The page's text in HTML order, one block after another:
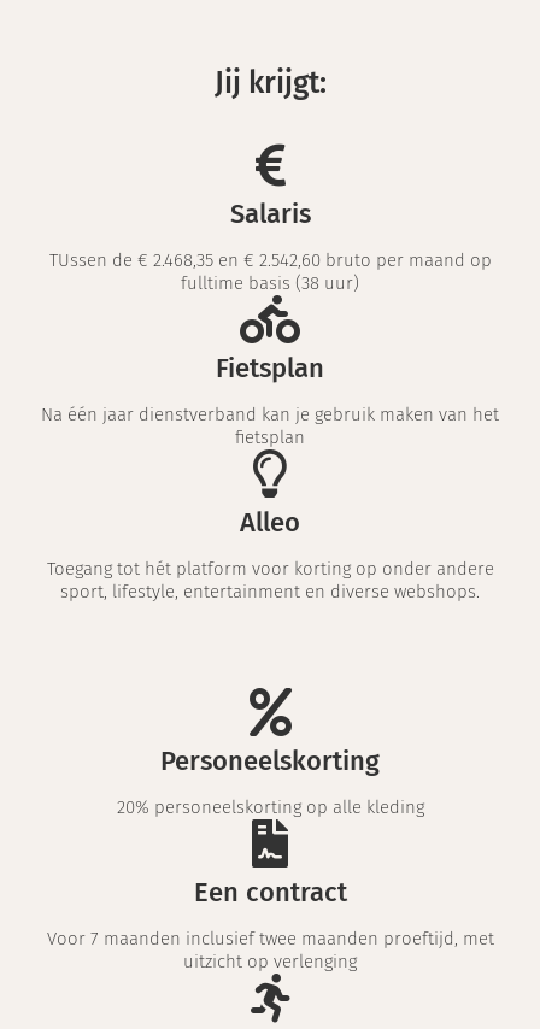
Jij krijgt:
Salaris
TUssen de € 2.468,35 en € 2.542,60 bruto per maand op
fulltime basis (38 uur)
Fietsplan
Na één jaar dienstverband kan je gebruik maken van het
fietsplan
Alleo
Toegang tot hét platform voor korting op onder andere
sport, lifestyle, entertainment en diverse webshops.
Personeelskorting
20% personeelskorting op alle kleding
Een contract
Voor 7 maanden inclusief twee maanden proeftijd, met
uitzicht op verlenging